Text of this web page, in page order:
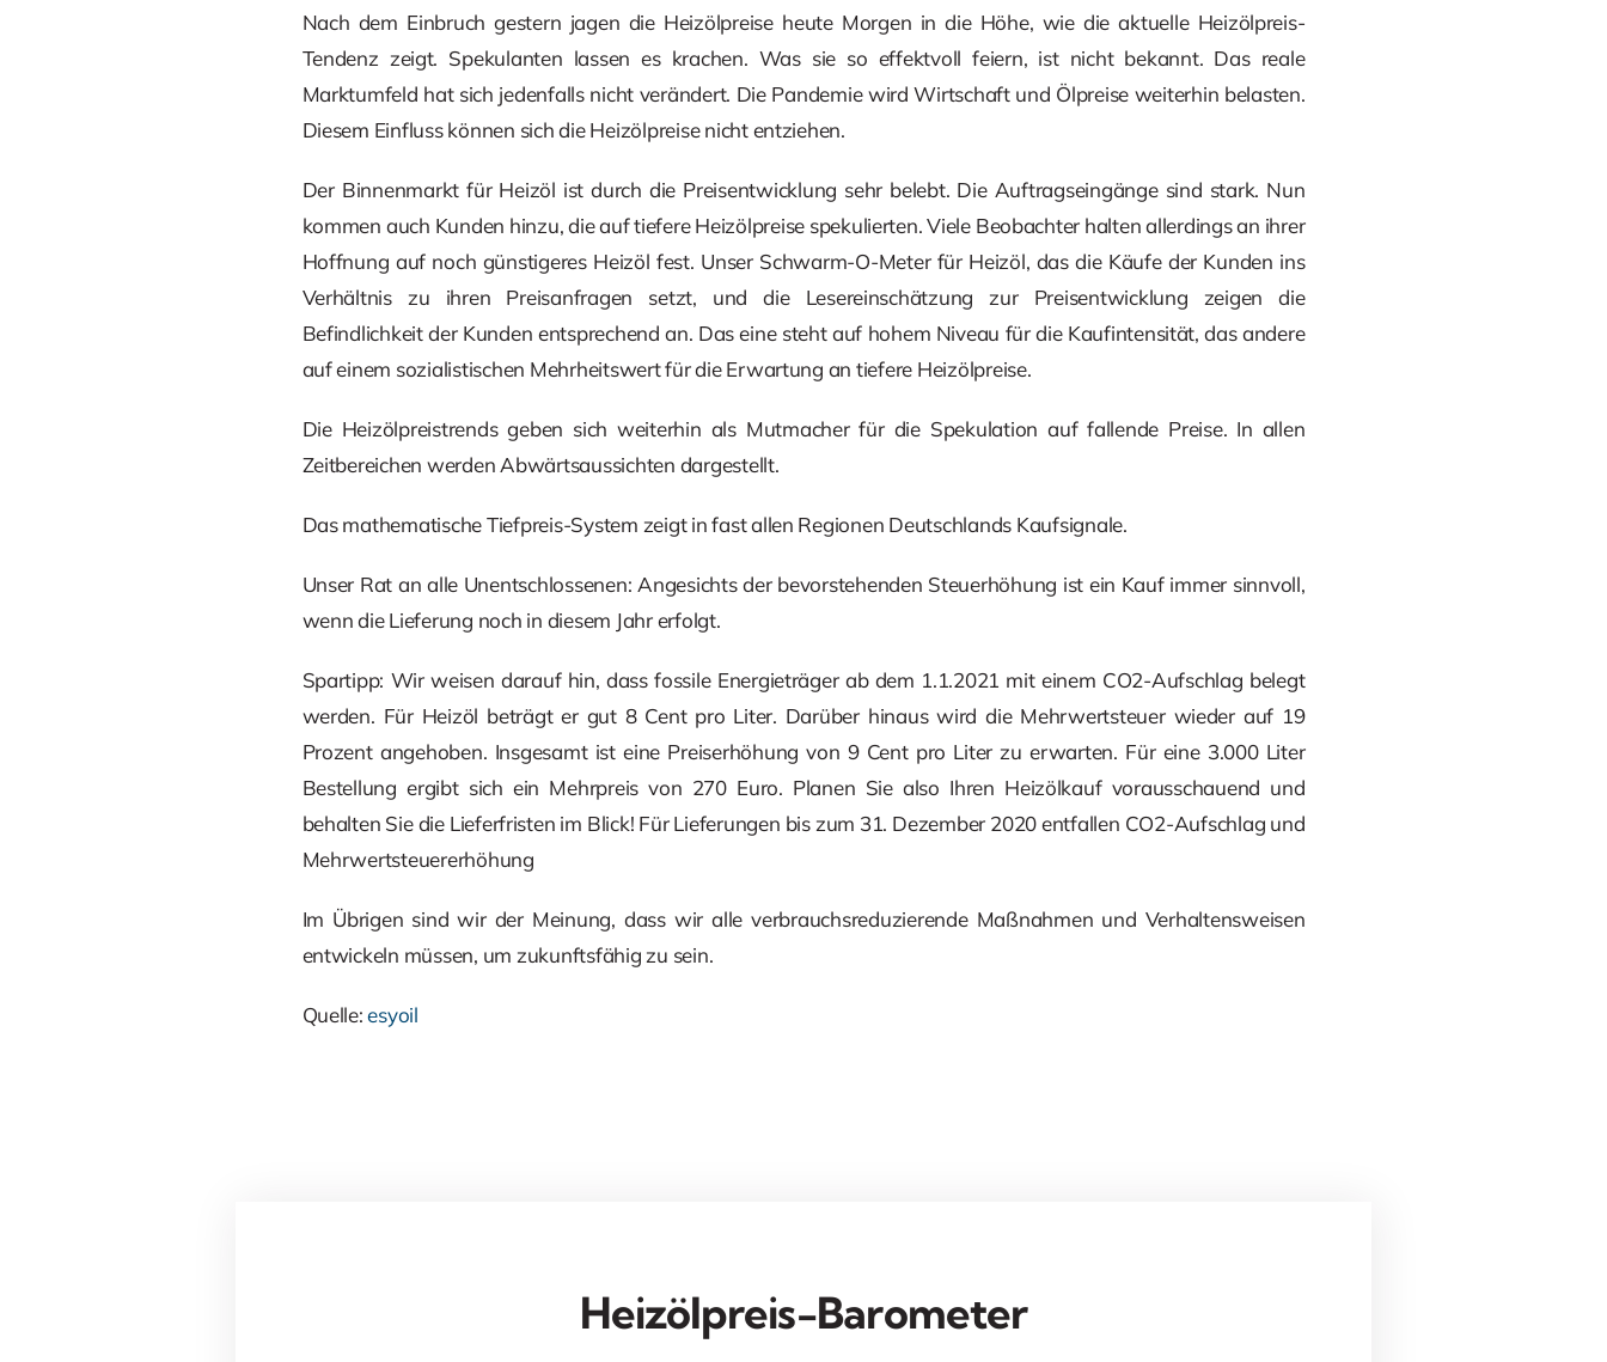
Nach dem Einbruch gestern jagen die Heizölpreise heute Morgen in die Höhe, wie die aktuelle Heizölpreis-
Tendenz zeigt. Spekulanten lassen es krachen. Was sie so effektvoll feiern, ist nicht bekannt. Das reale
Marktumfeld hat sich jedenfalls nicht verändert. Die Pandemie wird Wirtschaft und Ölpreise weiterhin belasten.
Diesem Einfluss können sich die Heizölpreise nicht entziehen.
Der Binnenmarkt für Heizöl ist durch die Preisentwicklung sehr belebt. Die Auftragseingänge sind stark. Nun
kommen auch Kunden hinzu, die auf tiefere Heizölpreise spekulierten. Viele Beobachter halten allerdings an ihrer
Hoffnung auf noch günstigeres Heizöl fest. Unser Schwarm-O-Meter für Heizöl, das die Käufe der Kunden ins
Verhältnis zu ihren Preisanfragen setzt, und die Lesereinschätzung zur Preisentwicklung zeigen die
Befindlichkeit der Kunden entsprechend an. Das eine steht auf hohem Niveau für die Kaufintensität, das andere
auf einem sozialistischen Mehrheitswert für die Erwartung an tiefere Heizölpreise.
Die Heizölpreistrends geben sich weiterhin als Mutmacher für die Spekulation auf fallende Preise. In allen
Zeitbereichen werden Abwärtsaussichten dargestellt.
Das mathematische Tiefpreis-System zeigt in fast allen Regionen Deutschlands Kaufsignale.
Unser Rat an alle Unentschlossenen: Angesichts der bevorstehenden Steuerhöhung ist ein Kauf immer sinnvoll,
wenn die Lieferung noch in diesem Jahr erfolgt.
Spartipp: Wir weisen darauf hin, dass fossile Energieträger ab dem 1.1.2021 mit einem CO2-Aufschlag belegt
werden. Für Heizöl beträgt er gut 8 Cent pro Liter. Darüber hinaus wird die Mehrwertsteuer wieder auf 19
Prozent angehoben. Insgesamt ist eine Preiserhöhung von 9 Cent pro Liter zu erwarten. Für eine 3.000 Liter
Bestellung ergibt sich ein Mehrpreis von 270 Euro. Planen Sie also Ihren Heizölkauf vorausschauend und
behalten Sie die Lieferfristen im Blick! Für Lieferungen bis zum 31. Dezember 2020 entfallen CO2-Aufschlag und
Mehrwertsteuererhöhung
Im Übrigen sind wir der Meinung, dass wir alle verbrauchsreduzierende Maßnahmen und Verhaltensweisen
entwickeln müssen, um zukunftsfähig zu sein.
Quelle:esyoil
Heizölpreis-Barometer